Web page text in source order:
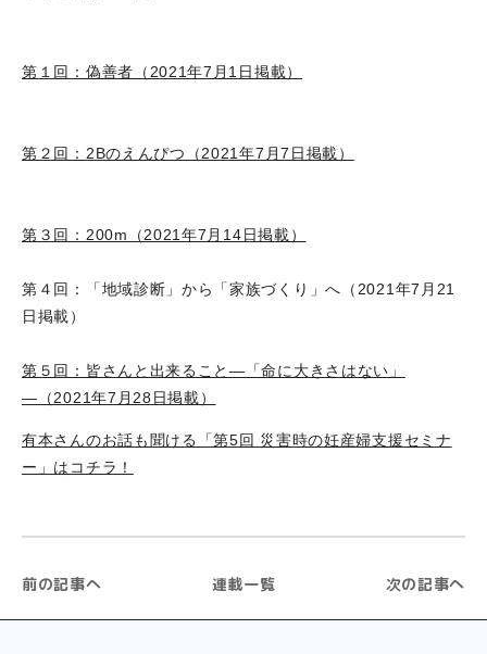
第１回：偽善者（2021年7月1日掲載）
第２回：2Bのえんぴつ（2021年7月7日掲載）
第３回：200m（2021年7月14日掲載）
第４回：「地域診断」から「家族づくり」へ（2021年7月21
日掲載）
第５回：皆さんと出来ること―「命に大きさはない」
―（2021年7月28日掲載）
有本さんのお話も聞ける「第5回 災害時の妊産婦支援セミナ
ー」はコチラ！
前の記事へ 連載一覧 次の記事へ